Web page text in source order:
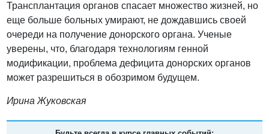
Трансплантация органов спасает множество жизней, но
еще больше больных умирают, не дождавшись своей
очереди на получение донорского органа. Ученые
уверены, что, благодаря технологиям генной
модификации, проблема дефицита донорских органов
может разрешиться в обозримом будущем.
Ирина Жуковская